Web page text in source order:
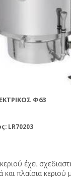
Φ63
LR70203
έχει
και πλαίσια κεριού